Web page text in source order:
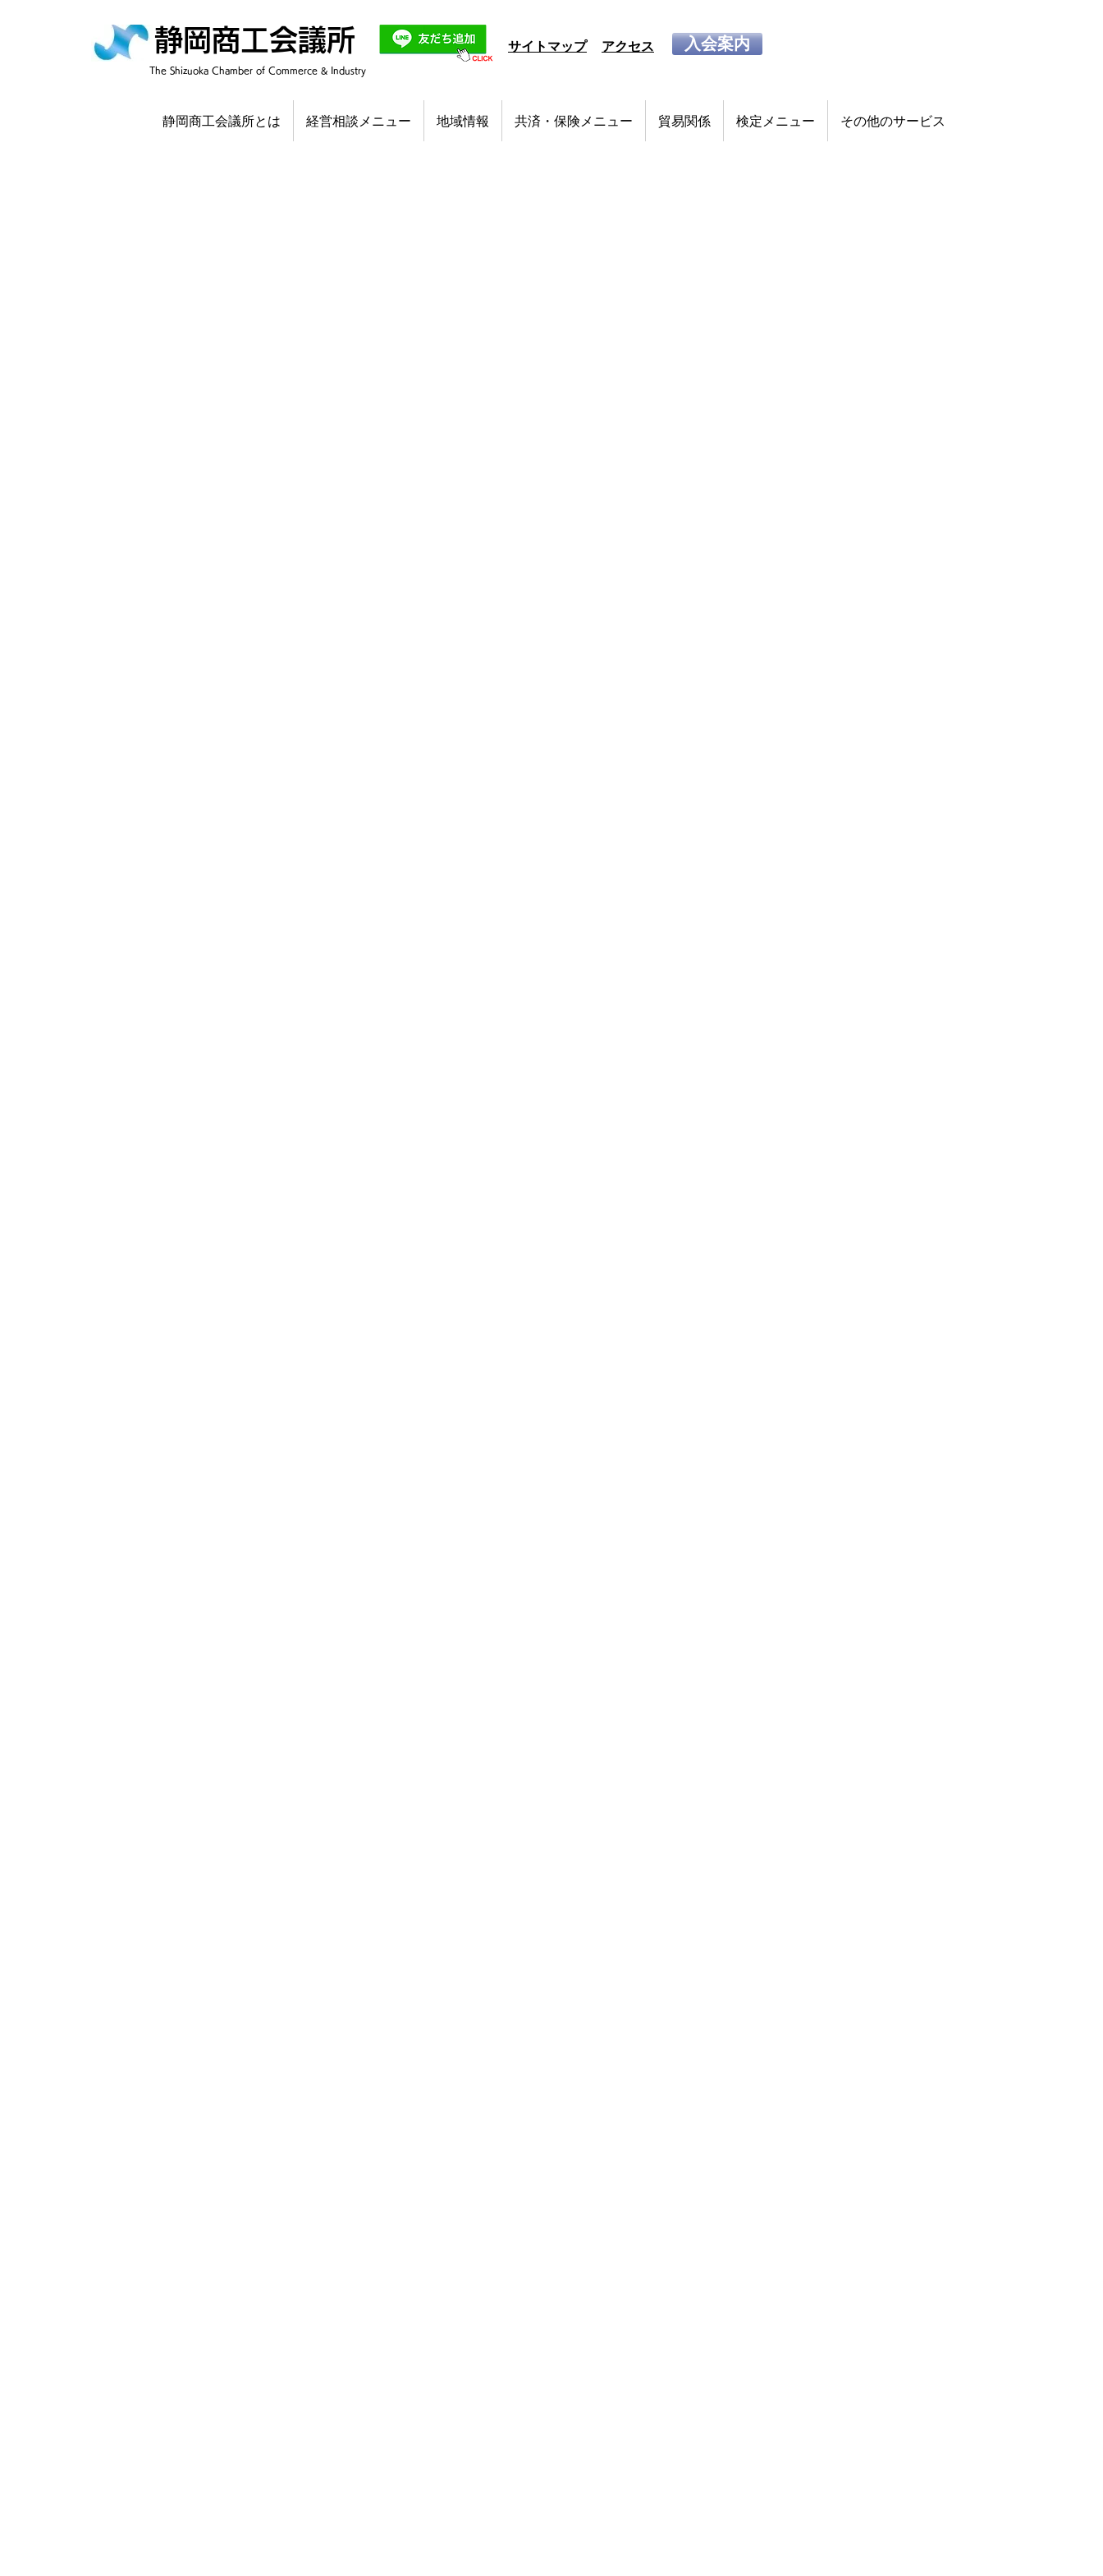
静岡商工会議所
​The Shizuoka Chamber of Commerce & Industry
サイトマップ アクセス 入会案内
静岡商工会議所とは 経営相談メニュー 地域情報 共済・保険メニュー 貿易関係 検定メニュー その他のサービス